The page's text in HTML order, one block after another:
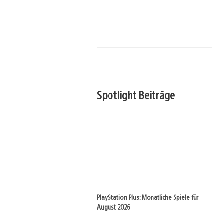
Spotlight Beiträge
PlayStation Plus: Monatliche Spiele für
August 2026